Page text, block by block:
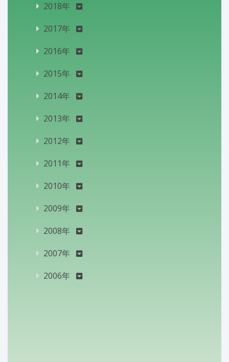
2018年
2017年
2016年
2015年
2014年
2013年
2012年
2011年
2010年
2009年
2008年
2007年
2006年